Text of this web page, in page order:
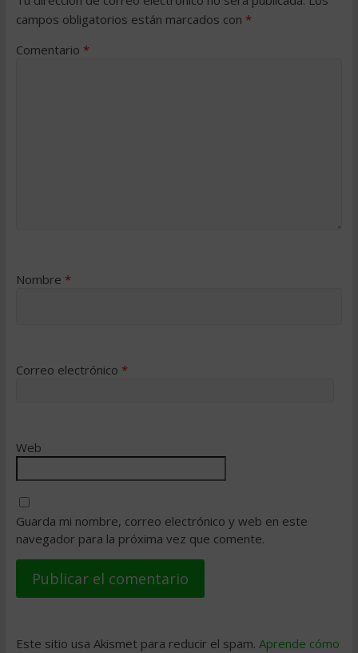
campos obligatorios están marcados con *
Comentario *
Nombre *
Correo electrónico *
Web
Guarda mi nombre, correo electrónico y web en este
navegador para la próxima vez que comente.
Este sitio usa Akismet para reducir el spam. Aprende cómo